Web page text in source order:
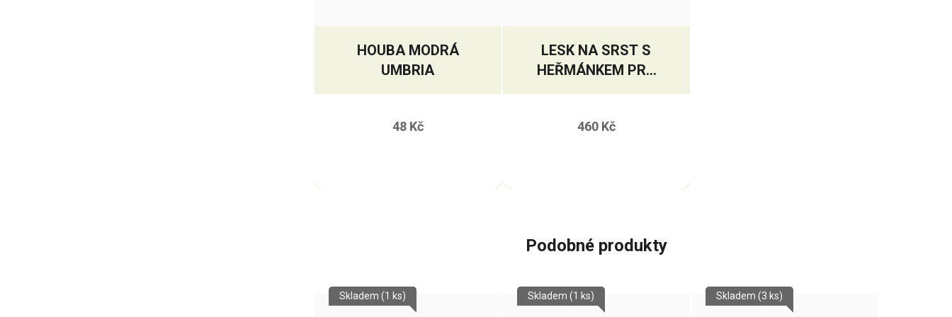
HOUBA MODRÁ
UMBRIA
48 Kč
LESK NA SRST S
HEŘMÁNKEM PRO
POWERSTRIEGEL
460 Kč
Podobné produkty
Skladem (1 ks) Skladem (1 ks) Skladem (3 ks)